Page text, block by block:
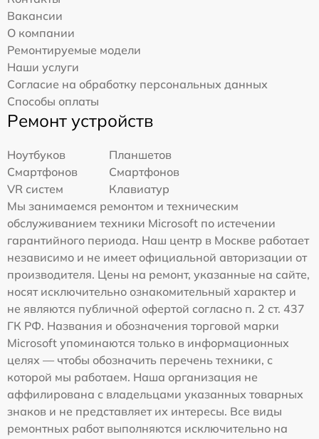
Вакансии
О компании
Ремонтируемые модели
Наши услуги
Согласие на обработку персональных данных
Способы оплаты
Ремонт устройств
Ноутбуков
Планшетов
Смартфонов
Смартфонов
VR систем
Клавиатур
Мы занимаемся ремонтом и техническим
обслуживанием техники Microsoft по истечении
гарантийного периода. Наш центр в Москве работает
независимо и не имеет официальной авторизации от
производителя. Цены на ремонт, указанные на сайте,
носят исключительно ознакомительный характер и
не являются публичной офертой согласно п. 2 ст. 437
ГК РФ. Названия и обозначения торговой марки
Microsoft упоминаются только в информационных
целях — чтобы обозначить перечень техники, с
которой мы работаем. Наша организация не
аффилирована с владельцами указанных товарных
знаков и не представляет их интересы. Все виды
ремонтных работ выполняются исключительно на